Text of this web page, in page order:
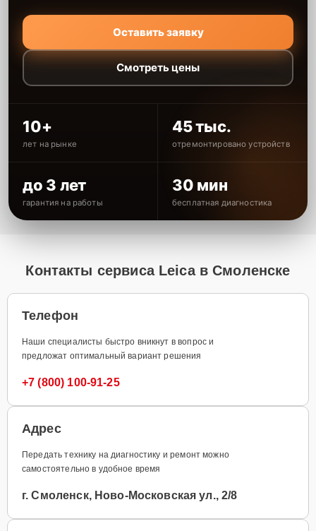
Оставить заявку
Смотреть цены
10+
лет на рынке
45 тыс.
отремонтировано устройств
до 3 лет
гарантия на работы
30 мин
бесплатная диагностика
Контакты сервиса Leica в Смоленске
Телефон
Наши специалисты быстро вникнут в вопрос и
предложат оптимальный вариант решения
+7 (800) 100-91-25
Адрес
Передать технику на диагностику и ремонт можно
самостоятельно в удобное время
г. Смоленск, Ново-Московская ул., 2/8